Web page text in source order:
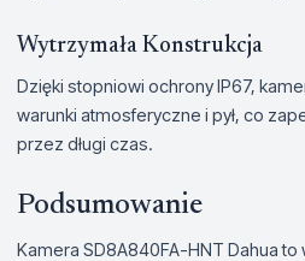
Wytrzymała Konstrukcja
Dzięki stopniowi ochrony IP67,
warunki atmosferyczne i pył, co
przez długi czas.
Podsumowanie
Kamera SD8A840FA-HNT Dahua